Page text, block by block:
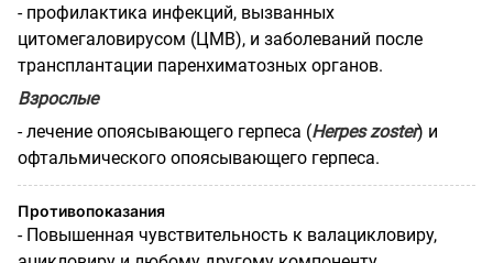
- профилактика инфекций, вызванных
цитомегаловирусом (ЦМВ), и заболеваний после
трансплантации паренхиматозных органов.
Взрослые
- лечение опоясывающего герпеса (Herpes zoster) и
офтальмического опоясывающего герпеса.
Противопоказания
- Повышенная чувствительность к валацикловиру,